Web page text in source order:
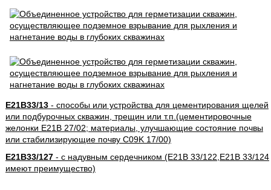
E21B33/13- способы или устройства для цементирования щелей
или подбурочных скважин, трещин или т.п.(цементировочные
желонки E21B 27/02; материалы, улучшающие состояние почвы
или стабилизирующие почву C09K 17/00)
E21B33/127- с надувным сердечником (E21B 33/122,E21B 33/124
имеют преимущество)